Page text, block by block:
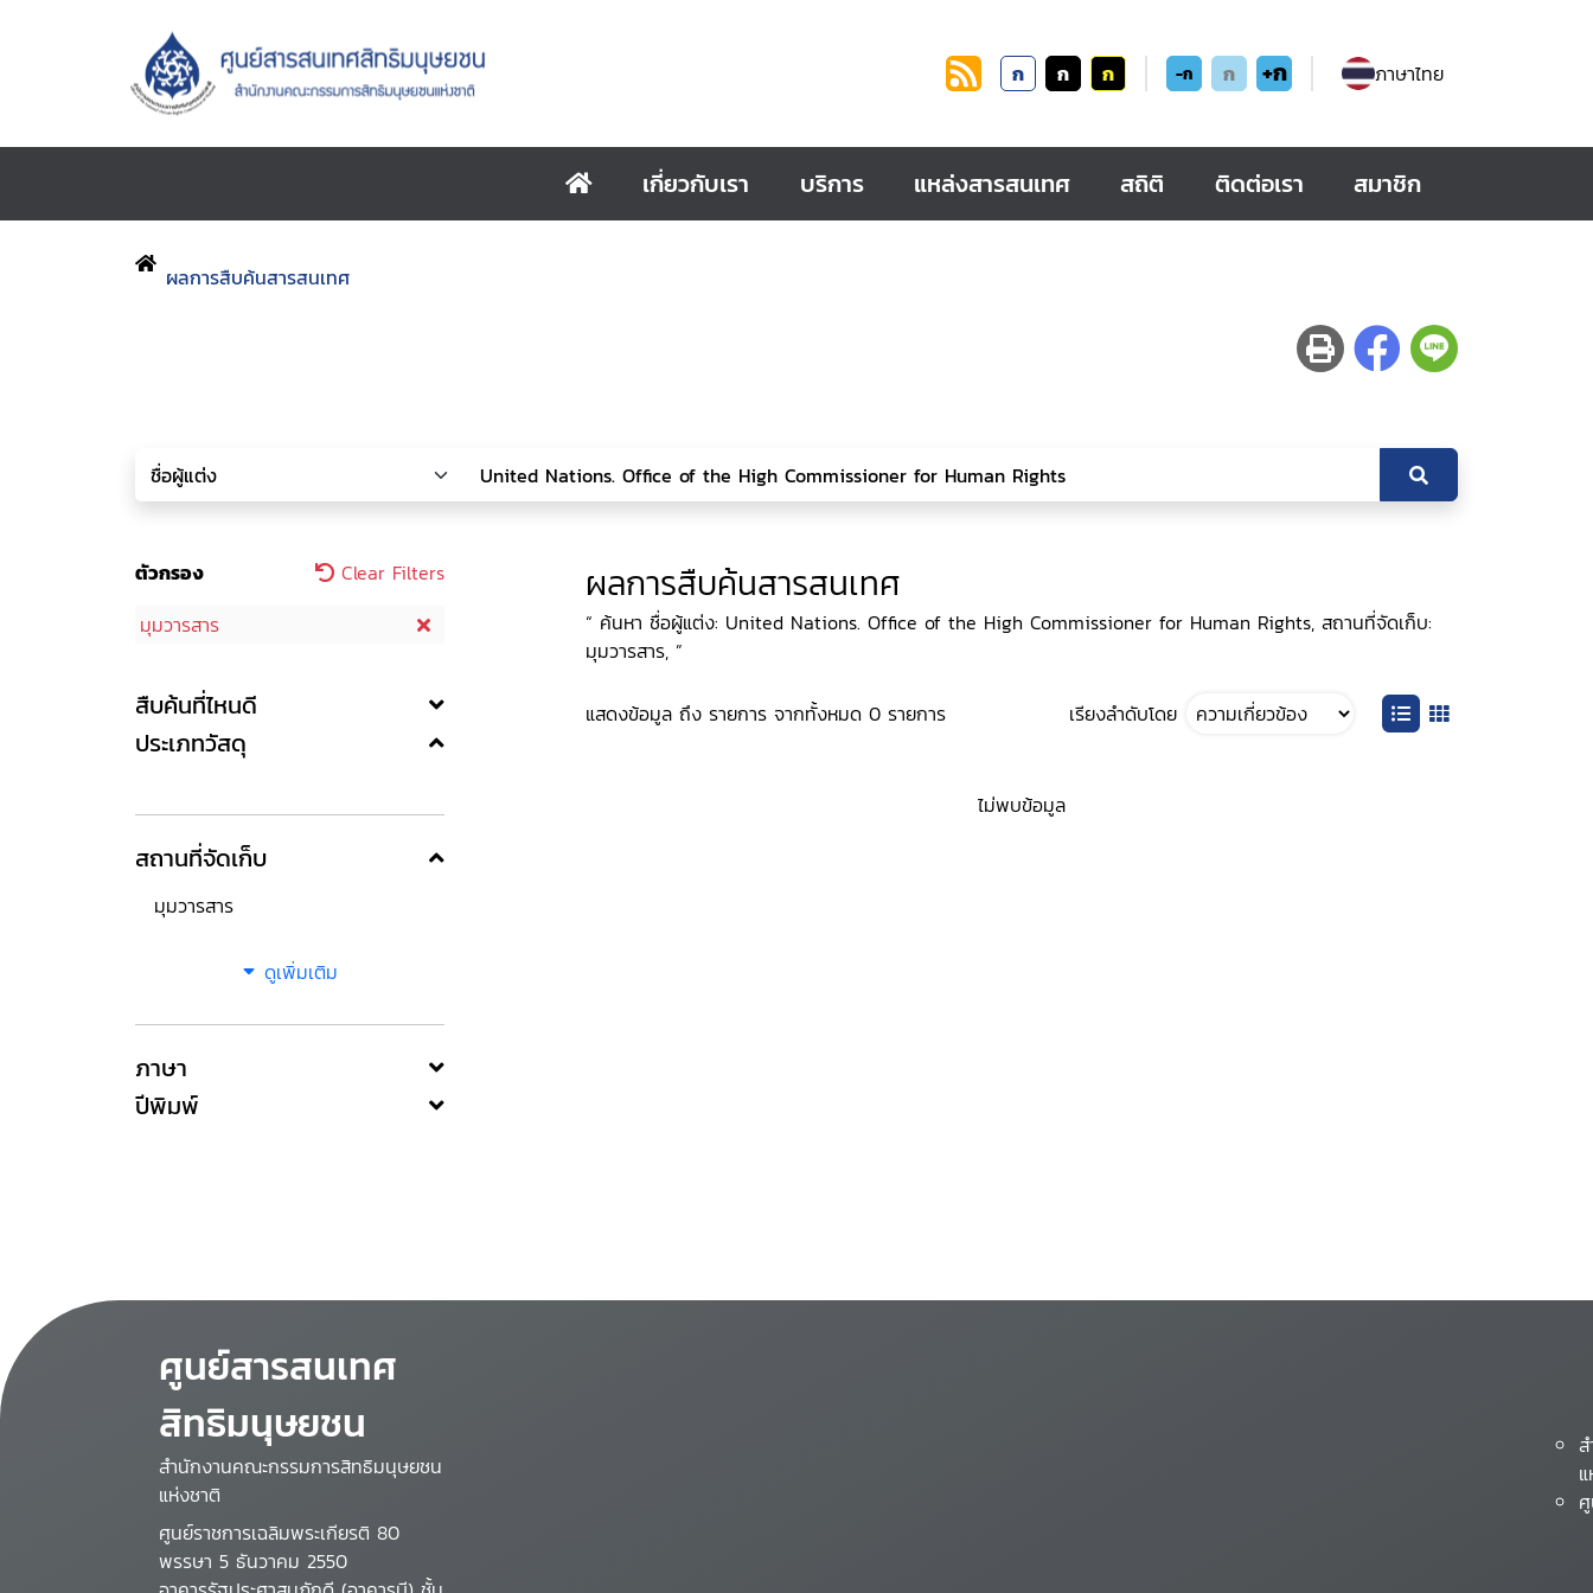
ก ก ก -ก ก +ก ภาษาไทย
เกี่ยวกับเรา บริการ แหล่งสารสนเทศ สถิติ ติดต่อเรา สมาชิก
ผลการสืบค้นสารสนเทศ
ตัวกรอง
Clear Filters
มุมวารสาร
สืบค้นที่ไหนดี
ประเภทวัสดุ
สถานที่จัดเก็บ
มุมวารสาร
ดูเพิ่มเติม
ภาษา
ปีพิมพ์
ผลการสืบค้นสารสนเทศ
“ ค้นหา ชื่อผู้แต่ง: United Nations. Office of the High Commissioner for Human Rights, สถานที่จัดเก็บ:
มุมวารสาร, ”
แสดงข้อมูล ถึง รายการ จากทั้งหมด 0 รายการ เรียงลำดับโดย
ไม่พบข้อมูล
ศูนย์สารสนเทศ
สิทธิมนุษยชน
สำนักงานคณะกรรมการสิทธิมนุษยชน
แห่งชาติ
ศูนย์ราชการเฉลิมพระเกียรติ 80
พรรษา 5 ธันวาคม 2550